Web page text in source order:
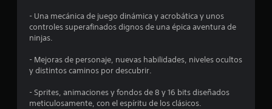
i
o
4
- Una mecánica de juego dinámica y acrobática y unos
controles superafinados dignos de una épica aventura de
ninjas.
- Mejoras de personaje, nuevas habilidades, niveles ocultos
y distintos caminos por descubrir.
- Sprites, animaciones y fondos de 8 y 16 bits diseñados
meticulosamente, con el espíritu de los clásicos.